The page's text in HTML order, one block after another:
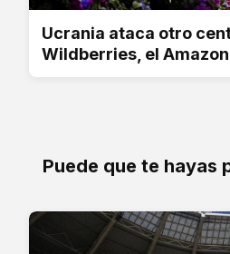
Ucrania ataca otro
Wildberries, el
Puede que te hayas